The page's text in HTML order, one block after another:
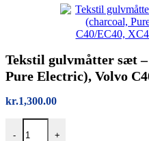
Tekstil gulvmåtter sæt
Pure Electric), Volvo
kr.1,300.00
-
Tekstil gulvmåtter sæt –
+